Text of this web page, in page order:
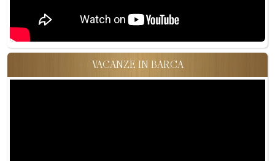
VACANZE IN BARCA